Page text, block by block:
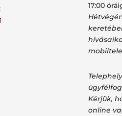
17:00
Kérjük,
online